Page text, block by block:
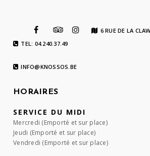
6 RUE DE LA
TEL: 04.240.37.49
INFO@KNOSSOS.BE
HORAIRES
SERVICE DU MIDI
Mercredi (Emporté et sur place)
Jeudi (Emporté et sur place)
Vendredi (Emporté et sur place)